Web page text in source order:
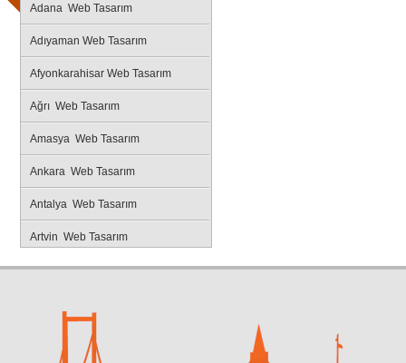
Adana Web Tasarım
Adıyaman Web Tasarım
Afyonkarahisar Web Tasarım
Ağrı Web Tasarım
Amasya Web Tasarım
Ankara Web Tasarım
Antalya Web Tasarım
Artvin Web Tasarım
Aydın Web Tasarım
Bilecik Web Tasarım